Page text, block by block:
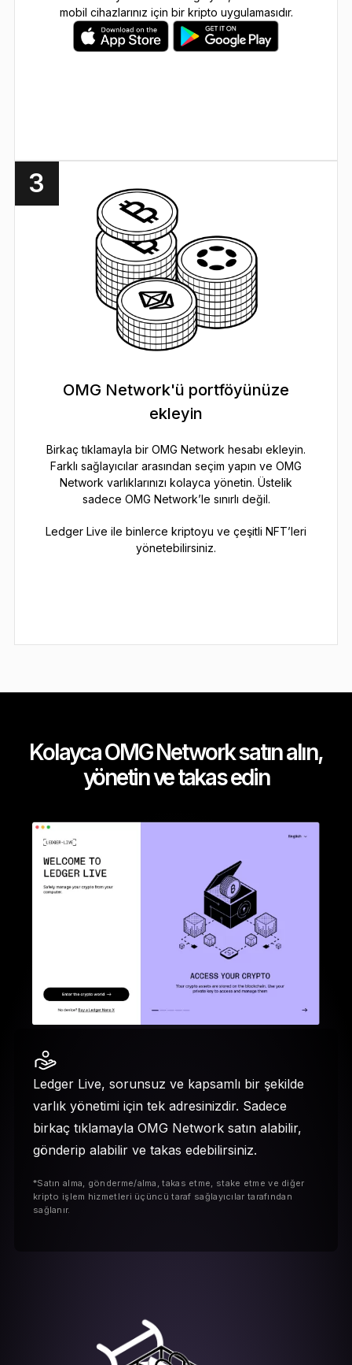
mobil cihazlarınız için bir kripto uygulamasıdır.
3
OMG Network'ü portföyünüze
ekleyin
Birkaç tıklamayla bir OMG Network hesabı ekleyin.
Farklı sağlayıcılar arasından seçim yapın ve OMG
Network varlıklarınızı kolayca yönetin. Üstelik
sadece OMG Network’le sınırlı değil.
Ledger Live ile binlerce kriptoyu ve çeşitli NFT’leri
yönetebilirsiniz.
Kolayca OMG Network satın alın,
yönetin ve takas edin
Ledger Live, sorunsuz ve kapsamlı bir şekilde
varlık yönetimi için tek adresinizdir. Sadece
birkaç tıklamayla OMG Network satın alabilir,
gönderip alabilir ve takas edebilirsiniz.
*Satın alma, gönderme/alma, takas etme, stake etme ve diğer
kripto işlem hizmetleri üçüncü taraf sağlayıcılar tarafından
sağlanır.